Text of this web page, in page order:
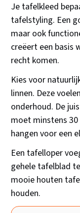
Je tafelkleed
tafelstyling. Een
maar ook
creëert een basis
recht komen.
Kies voor
linnen. Deze
onderhoud. De
moet minstens
hangen voor een
Een tafelloper
gehele tafelblad
mooie houten
houden.